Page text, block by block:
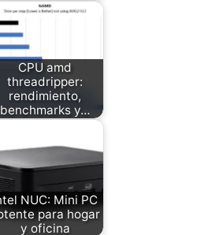
CPU amd
threadripper:
rendimiento,
benchmarks y…
NUC: Mini PC
para hogar
y oficina